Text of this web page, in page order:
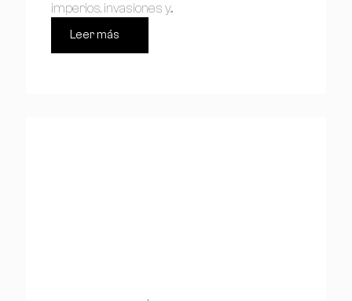
imperios, invasiones y...
Leer más